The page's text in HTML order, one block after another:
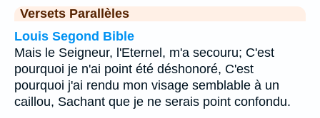
Versets Parallèles
Louis Segond Bible
Mais le Seigneur, l'Eternel, m'a secouru; C'est
pourquoi je n'ai point été déshonoré, C'est
pourquoi j'ai rendu mon visage semblable à un
caillou, Sachant que je ne serais point confondu.